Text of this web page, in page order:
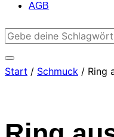
AGB
Suchen
Seitenleiste
Start / Schmuck / Ring